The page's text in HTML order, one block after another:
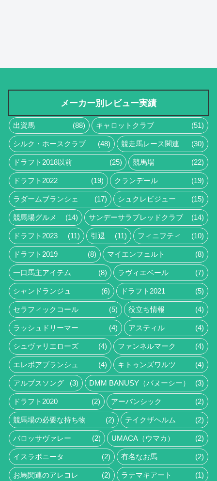
メーカー別レビュー実績
出資馬 (88) キャロットクラブ (51)
シルク・ホースクラブ (48) 競走馬レース関連 (30)
ドラフト2018以前 (25) 競馬場 (22)
ドラフト2022 (19) クランデール (19)
ラダームブランシェ (17) シュクレビジュー (15)
競馬場グルメ (14) サンデーサラブレッドクラブ (14)
ドラフト2023 (11) 引退 (11) フィニフティ (10)
ドラフト2019 (8) マイエンフェルト (8)
一口馬主アイテム (8) ラヴィエベール (7)
シャンドランジュ (6) ドラフト2021 (5)
セラフィックコール (5) 役立ち情報 (4)
ラッシュドリーマー (4) アスティル (4)
シュヴァリエローズ (4) ファンネルマーク (4)
エレボアブランシュ (4) キトゥンズワルツ (4)
アルプスソング (3) DMM BANUSY（バヌーシー） (3)
ドラフト2020 (2) アーバンシック (2)
競馬場の必要な持ち物 (2) テイクザヘルム (2)
バロッサヴァレー (2) UMACA（ウマカ） (2)
イスラボニータ (2) 有名なお馬 (2)
お馬関連のアレコレ (2) ラテマキアート (1)